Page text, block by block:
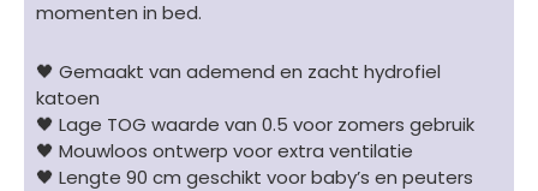
momenten in bed.
🖤 Gemaakt van ademend en zacht hydrofiel
katoen
🖤 Lage TOG waarde van 0.5 voor zomers gebruik
🖤 Mouwloos ontwerp voor extra ventilatie
🖤 Lengte 90 cm geschikt voor baby’s en peuters